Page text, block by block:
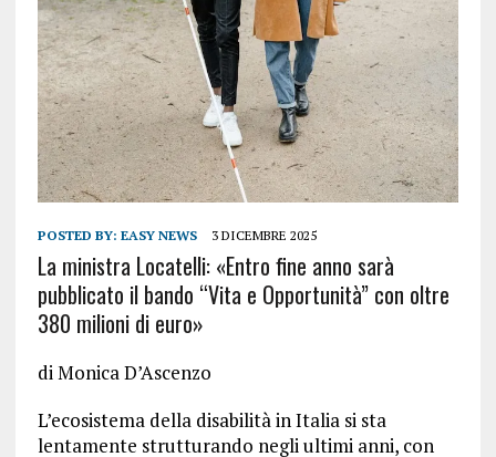
POSTED BY: EASY NEWS 3 DICEMBRE 2025
La ministra Locatelli: «Entro fine anno sarà
pubblicato il bando “Vita e Opportunità” con oltre
380 milioni di euro»
di Monica D’Ascenzo
L’ecosistema della disabilità in Italia si sta
lentamente strutturando negli ultimi anni, con